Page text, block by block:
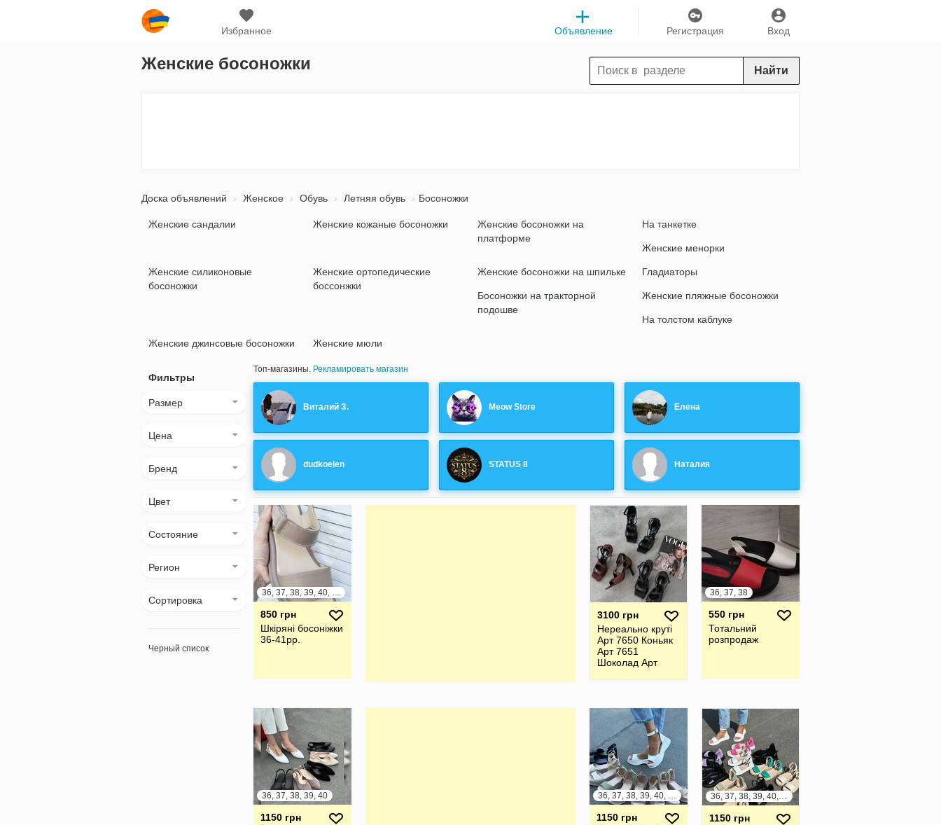
Избранное Вход
Регистрация
Объявление
Женские босоножки Найти
Доска объявлений Женское Обувь Летняя обувь Босоножки
Женские сандалии Женские кожаные босоножки
Женские босоножки на
платформе
На танкетке
Женские менорки
Женские силиконовые
босоножки
Женские ортопедические
боссонжки
Женские босоножки на шпильке Гладиаторы
Босоножки на тракторной
подошве
Женские пляжные босоножки
На толстом каблуке
Женские джинсовые босоножки Женские мюли
Фильтры
Размер
Цена
Бренд
Цвет
Состояние
Регион
Сортировка
Черный список
Топ-магазины. Рекламировать магазин
Виталий З. Meow Store Елена
dudkoelen STATUS 8 Наталия
36, 37, 38, 39, 40, 41
850 грн
Шкіряні босоніжки
36-41рр.
3100 грн
Нереально круті
Арт 7650 Коньяк
Арт 7651
Шоколад Арт
36, 37, 38
550 грн
Тотальний
розпродаж
36, 37, 38, 39, 40
1150 грн
36, 37, 38, 39, 40, 41
1150 грн
36, 37, 38, 39, 40, 41
1150 грн